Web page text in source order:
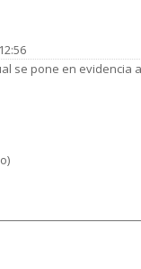
se pone en evidencia